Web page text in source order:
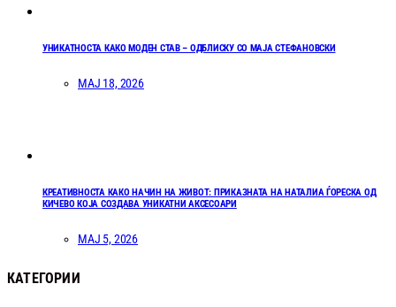
УНИКАТНОСТА КАКО МОДЕН СТАВ – ОДБЛИСКУ СО МАЈА СТЕФАНОВСКИ
МАЈ 18, 2026
КРЕАТИВНОСТА КАКО НАЧИН НА ЖИВОТ: ПРИКАЗНАТА НА НАТАЛИА ЃОРЕСКА ОД
КИЧЕВО КОЈА СОЗДАВА УНИКАТНИ АКСЕСОАРИ
МАЈ 5, 2026
КАТЕГОРИИ